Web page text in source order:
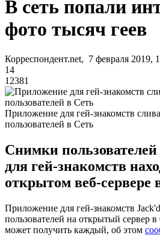
В сеть попали
фото тысяч геев
Корреспондент.net, 7 февраля 2019,
14
12381
Приложение для гей-знакомств
пользователей в Сеть
Снимки
для гей-знакомств
открытом веб-сервере
Приложение для гей-знакомств
пользователей на открытый сервер
может получить каждый, об этом